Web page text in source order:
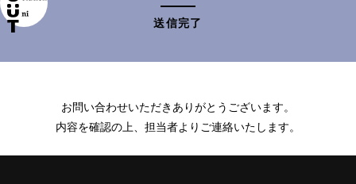
送信完了
お問い合わせいただきありがとうございます。
内容を確認の上、担当者よりご連絡いたします。